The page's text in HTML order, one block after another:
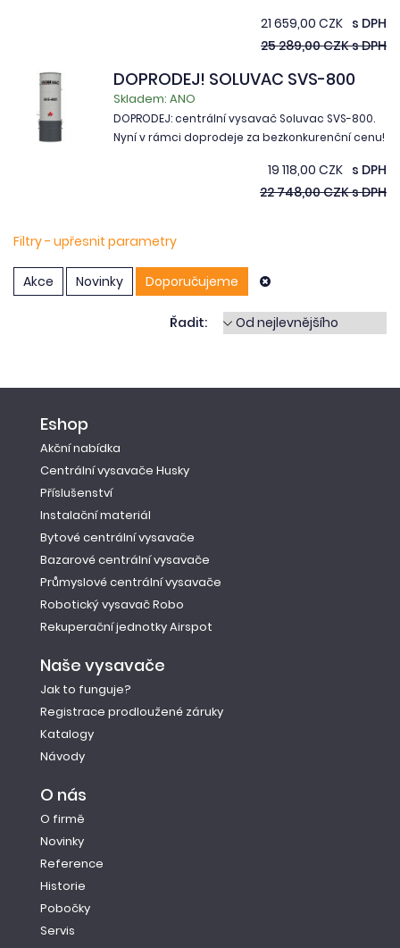
21 659,00 CZK s DPH
25 289,00 CZK s DPH
DOPRODEJ! SOLUVAC SVS-800
Skladem: ANO
DOPRODEJ: centrální vysavač Soluvac SVS-800.
Nyní v rámci doprodeje za bezkonkurenční cenu!
19 118,00 CZK s DPH
22 748,00 CZK s DPH
Filtry - upřesnit parametry
Akce Novinky Doporučujeme
Řadit:
Eshop
Akční nabídka
Centrální vysavače Husky
Příslušenství
Instalační materiál
Bytové centrální vysavače
Bazarové centrální vysavače
Průmyslové centrální vysavače
Robotický vysavač Robo
Rekuperační jednotky Airspot
Naše vysavače
Jak to funguje?
Registrace prodloužené záruky
Katalogy
Návody
O nás
O firmě
Novinky
Reference
Historie
Pobočky
Servis